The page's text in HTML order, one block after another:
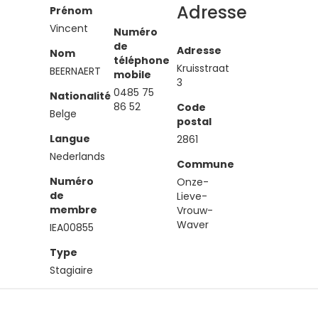
Prénom
Vincent
Nom
BEERNAERT
Nationalité
Belge
Langue
Nederlands
Numéro
de
membre
IEA00855
Type
Stagiaire
Numéro
de
téléphone
mobile
0485 75
86 52
Adresse
Adresse
Kruisstraat
3
Code
postal
2861
Commune
Onze-
Lieve-
Vrouw-
Waver